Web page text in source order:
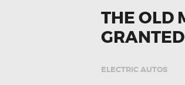
THE OLD
GRANTED
ELECTRIC AUTOS